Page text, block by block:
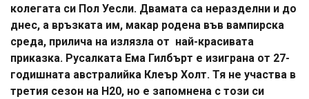
колегата си Пол Уесли. Двамата са неразделни и до
днес, а връзката им, макар родена във вампирска
среда, прилича на излязла от най-красивата
приказка. Русалката Ема Гилбърт е изиграна от 27-
годишната австралийка Клеър Холт. Тя не участва в
третия сезон на H20, но е запомнена с този си